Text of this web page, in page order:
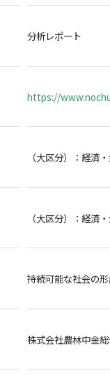
分析レポート
https://
（大区分）：経
（大区分）：経
持続可能な社会の
株式会社農林中金